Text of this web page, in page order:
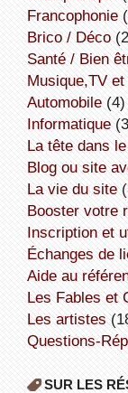
Francophonie
Brico / Déco
Santé / Bien
Musique,TV
Automobile(4)
informatique
la tête dans
Blog ou site
la vie du site
booster votre
inscription et
échanges de
aide au
Les Fables
Les artistes
Questions-
SUR LES